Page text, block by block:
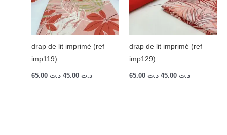
drap de lit imprimé (ref
imp119)
د.ت65.00 د.ت
drap de lit imprimé (ref
imp129)
د.ت65.00 د.ت